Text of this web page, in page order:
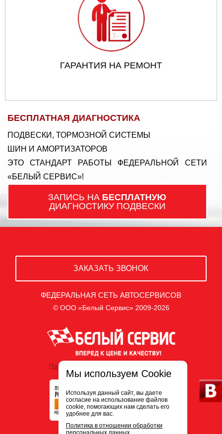
ГАРАНТИЯ НА РЕМОНТ
БЕСПЛАТНАЯ ДИАГНОСТИКА
ПОДВЕСКИ, ТОРМОЗНОЙ СИСТЕМЫ
ШИН И АМОРТИЗАТОРОВ
ЭТО СТАНДАРТ РАБОТЫ ФЕДЕРАЛЬНОЙ СЕТИ
«БЕЛЫЙ СЕРВИС»!
ЗАПИСЬ НА БЕСПЛАТНУЮ
ДИАГНОСТИКУ ПОДВЕСКИ
ЗАКАЗАТЬ ЗВОНОК
ФЕДЕРАЛЬНАЯ СЕТЬ АВТОСЕРВИСОВ
© ООО «Белый Сервис» 2009-2026
Политика обработки персональных данных
Мы используем Cookie
Используя данный сайт, вы даете
согласие на использование файлов
cookie, помогающих нам сделать его
удобнее для вас.
Политика в отношении обработки
персональных данных